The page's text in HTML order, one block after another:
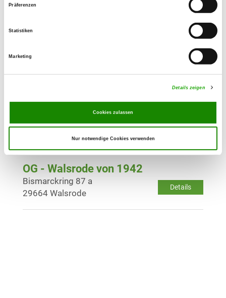
Präferenzen
Statistiken
Marketing
Details zeigen
Cookies zulassen
Nur notwendige Cookies verwenden
Kohlenbissen 5
OG - Schwarmstedt
Details
OG - Soltau-Land
Details
Im Dorfe 1
29614 Soltau-Tetendorf
OG - Walsrode von 1942
Details
Bismarckring 87 a
29664 Walsrode